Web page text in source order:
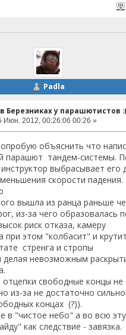
Padla
Березниках у парашютистов
Июн. 2012, 00:26:06 00:26 »
объяснить что
парашют тандем-системы.
выбрасывает его
скорости падения.
вышла из ранца раньше
из-за чего образовалась
риск отказа, камеру
при этом "колбасит" и
стренга и стропы
делая невозможным
свободные концы не
из-за не достаточно
концах (?)).
в "чистое небо" а во всю эту
как следствие - завязка.